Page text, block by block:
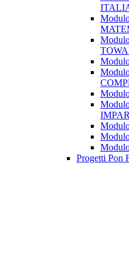
Progetti Pon